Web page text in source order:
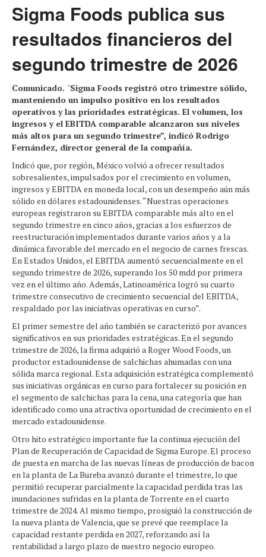
Sigma Foods publica sus
resultados financieros del
segundo trimestre de 2026
Comunicado. "Sigma Foods registró otro trimestre sólido,
manteniendo un impulso positivo en los resultados
operativos y las prioridades estratégicas. El volumen, los
ingresos y el EBITDA comparable alcanzaron sus niveles
más altos para un segundo trimestre”, indicó Rodrigo
Fernández, director general de la compañía.
Indicó que, por región, México volvió a ofrecer resultados
sobresalientes, impulsados ​​por el crecimiento en volumen,
ingresos y EBITDA en moneda local, con un desempeño aún más
sólido en dólares estadounidenses. “Nuestras operaciones
europeas registraron su EBITDA comparable más alto en el
segundo trimestre en cinco años, gracias a los esfuerzos de
reestructuración implementados durante varios años y a la
dinámica favorable del mercado en el negocio de carnes frescas.
En Estados Unidos, el EBITDA aumentó secuencialmente en el
segundo trimestre de 2026, superando los 50 mdd por primera
vez en el último año. Además, Latinoamérica logró su cuarto
trimestre consecutivo de crecimiento secuencial del EBITDA,
respaldado por las iniciativas operativas en curso”.
El primer semestre del año también se caracterizó por avances
significativos en sus prioridades estratégicas. En el segundo
trimestre de 2026, la firma adquirió a Roger Wood Foods, un
productor estadounidense de salchichas ahumadas con una
sólida marca regional. Esta adquisición estratégica complementó
sus iniciativas orgánicas en curso para fortalecer su posición en
el segmento de salchichas para la cena, una categoría que han
identificado como una atractiva oportunidad de crecimiento en el
mercado estadounidense.
Otro hito estratégico importante fue la continua ejecución del
Plan de Recuperación de Capacidad de Sigma Europe. El proceso
de puesta en marcha de las nuevas líneas de producción de bacon
en la planta de La Bureba avanzó durante el trimestre, lo que
permitió recuperar parcialmente la capacidad perdida tras las
inundaciones sufridas en la planta de Torrente en el cuarto
trimestre de 2024. Al mismo tiempo, prosiguió la construcción de
la nueva planta de Valencia, que se prevé que reemplace la
capacidad restante perdida en 2027, reforzando así la
rentabilidad a largo plazo de nuestro negocio europeo.